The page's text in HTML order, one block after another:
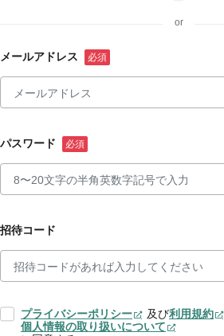
or
メールアドレス
パスワード
招待コード
プライバシーポリシー 及び利用規約
個人情報の取り扱いについて